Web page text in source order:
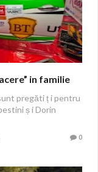
in familie
pregăti ț i pentru
ș i Dorin
0